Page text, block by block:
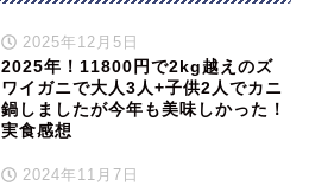
2025年12月5日
2025年！11800円で2kg越えのズ
ワイガニで大人3人+子供2人でカニ
鍋しましたが今年も美味しかった！
実食感想
2024年11月7日